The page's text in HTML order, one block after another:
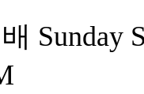
Sunday